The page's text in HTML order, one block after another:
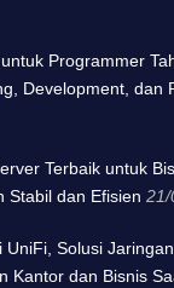
Programmer
Development, dan
Terbaik untuk
Stabil dan Efisien 21/
UniFi, Solusi
Kantor dan Bisnis